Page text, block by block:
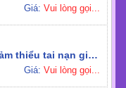
Giá: Vui lòng gọi...
Dải phân cách cứng: Giải pháp giảm thiểu tai nạn giao thông hiệu quả
Giá: Vui lòng gọi...